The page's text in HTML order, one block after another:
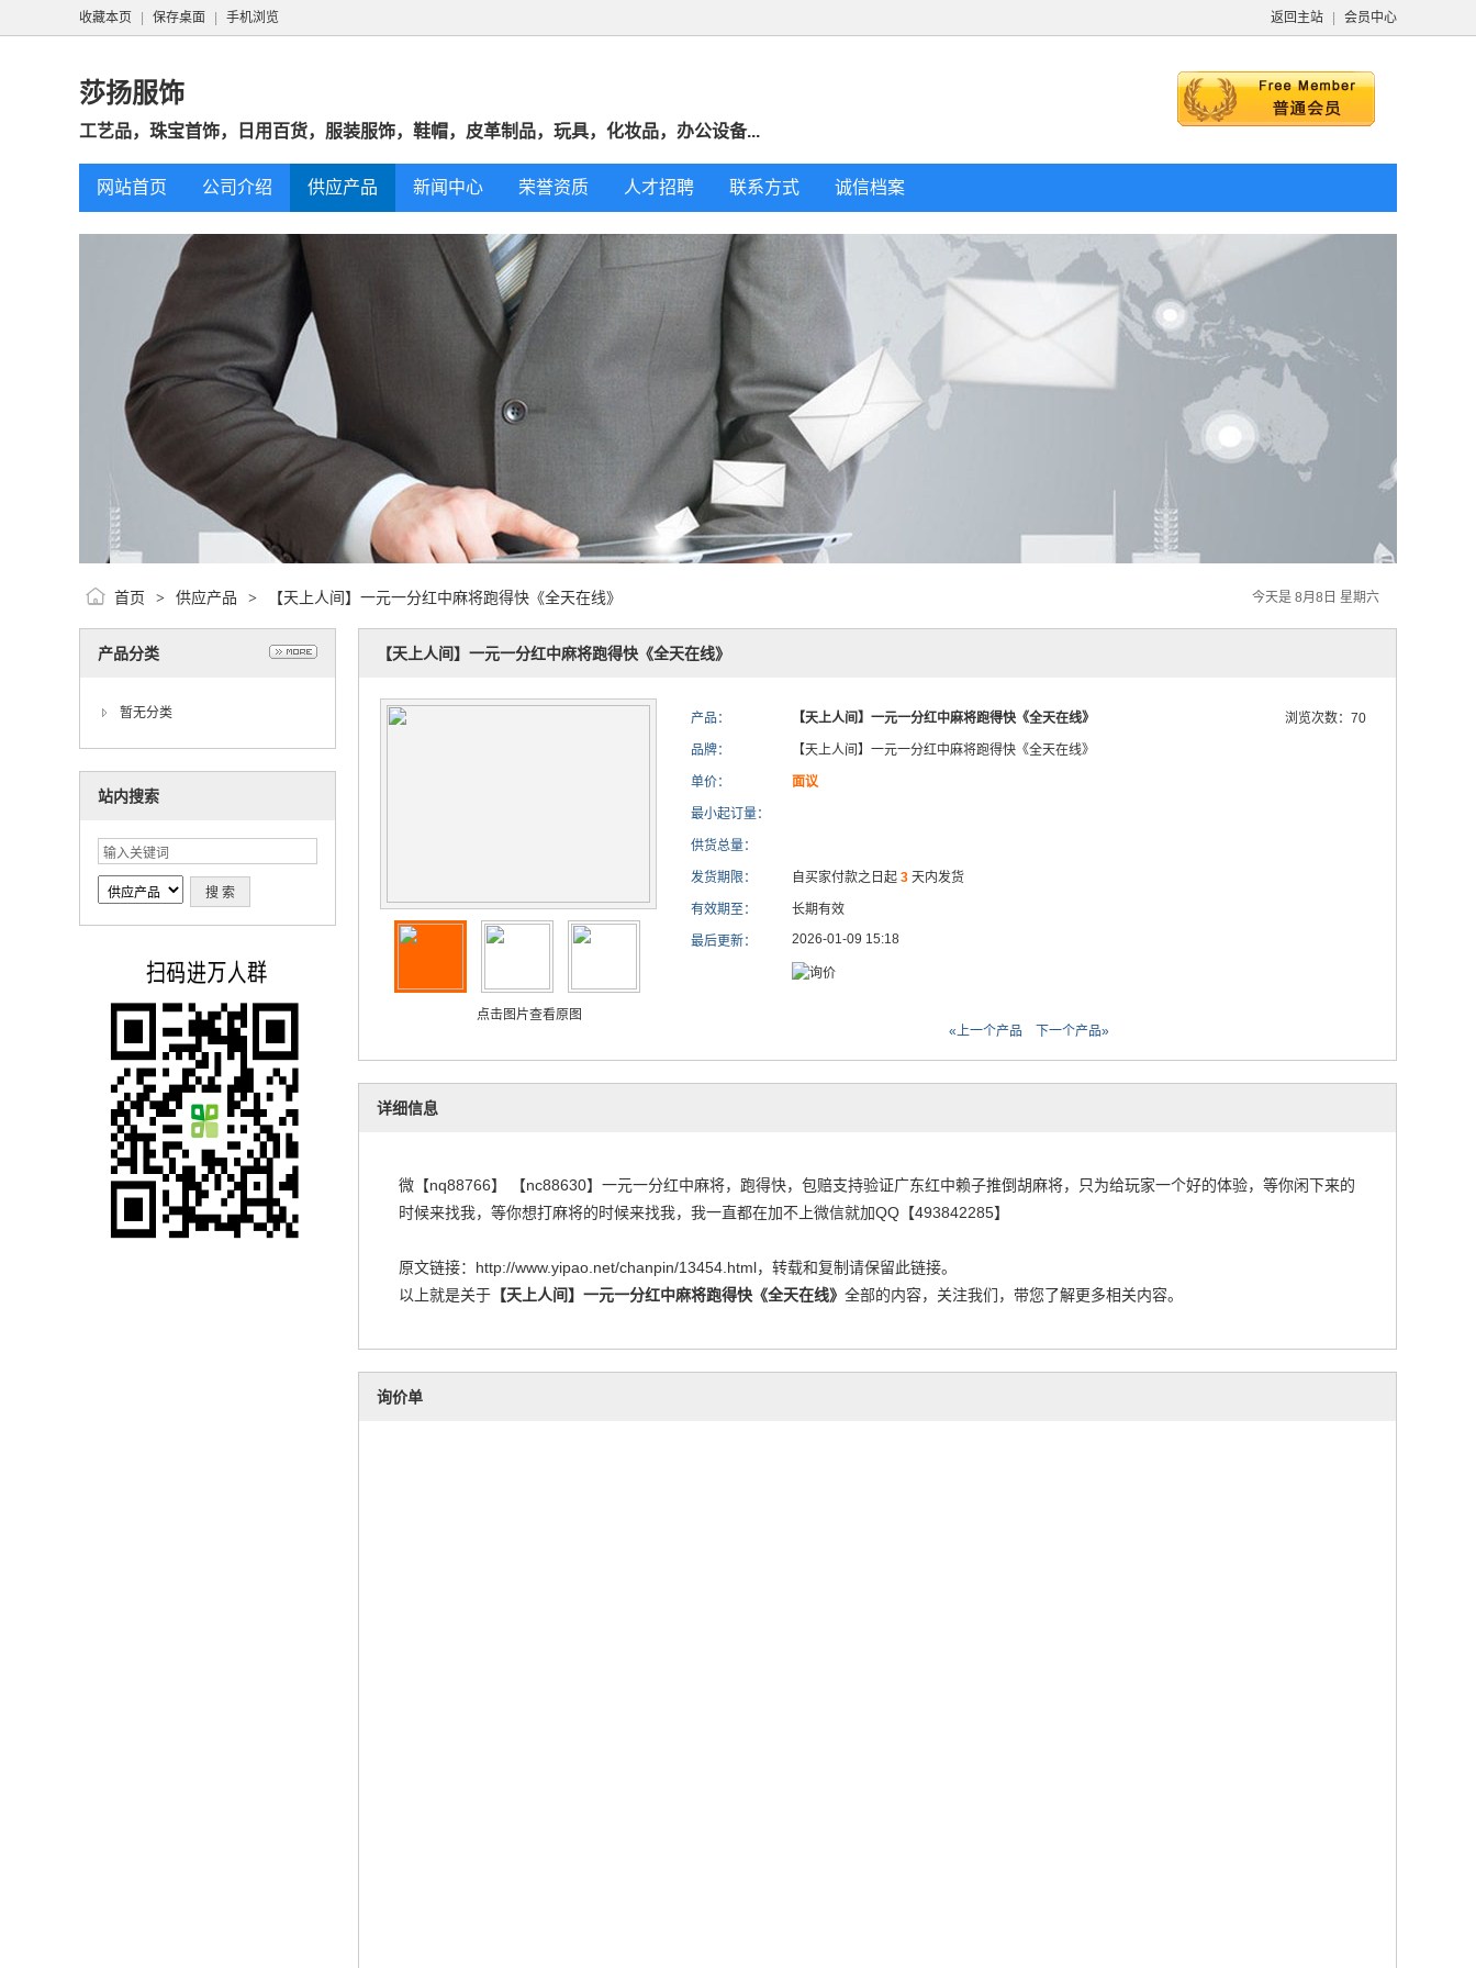
返回主站 会员中心
收藏本页 保存桌面 手机浏览
莎扬服饰
工艺品，珠宝首饰，日用百货，服装服饰，鞋帽，皮革制品，玩具，化妆品，办公设备...
网站首页 公司介绍 供应产品 新闻中心 荣誉资质 人才招聘 联系方式 诚信档案
今天是 8月8日 星期六
首页 > 供应产品 > 【天上人间】一元一分红中麻将跑得快《全天在线》
产品分类
暂无分类
站内搜索
【天上人间】一元一分红中麻将跑得快《全天在线》
点击图片查看原图
产品： 浏览次数：70
【天上人间】一元一分红中麻将跑得快《全天在线》
品牌： 【天上人间】一元一分红中麻将跑得快《全天在线》
单价： 面议
最小起订量：
供货总量：
发货期限： 自买家付款之日起 3 天内发货
有效期至： 长期有效
最后更新： 2026-01-09 15:18
«上一个产品 下一个产品»
详细信息
微【nq88766】 【nc88630】一元一分红中麻将，跑得快，包赔支持验证广东红中赖子推倒胡麻将，只为给玩家一个好的体验，等你闲下来的
时候来找我，等你想打麻将的时候来找我，我一直都在加不上微信就加QQ【493842285】
原文链接： http://www.yipao.net/chanpin/13454.html，转载和复制请保留此链接。
以上就是关于 【天上人间】一元一分红中麻将跑得快《全天在线》 全部的内容，关注我们，带您了解更多相关内容。
询价单